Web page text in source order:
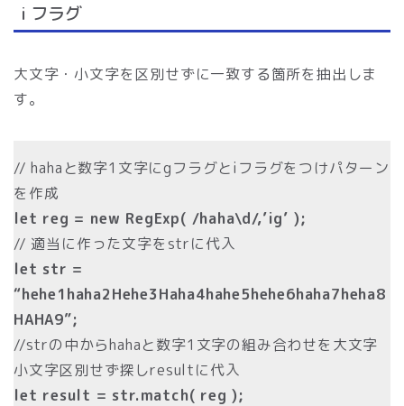
i フラグ
大文字・小文字を区別せずに一致する箇所を抽出しま
す。
// hahaと数字1文字にgフラグとiフラグをつけパターン
を作成
let reg = new RegExp( /haha\d/,’ig’ );
// 適当に作った文字をstrに代入
let str =
“hehe1haha2Hehe3Haha4hahe5hehe6haha7heha8
HAHA9”;
//strの中からhahaと数字1文字の組み合わせを大文字
小文字区別せず探しresultに代入
let result = str.match( reg );